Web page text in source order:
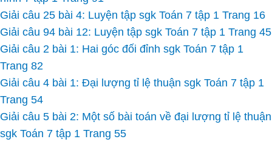
Giải câu 25 bài 4: Luyện tập sgk Toán 7 tập 1 Trang 16
Giải câu 94 bài 12: Luyện tập sgk Toán 7 tập 1 Trang 45
Giải câu 2 bài 1: Hai góc đối đỉnh sgk Toán 7 tập 1
Trang 82
Giải câu 4 bài 1: Đại lượng tỉ lệ thuận sgk Toán 7 tập 1
Trang 54
Giải câu 5 bài 2: Một số bài toán về đại lượng tỉ lệ thuận
sgk Toán 7 tập 1 Trang 55